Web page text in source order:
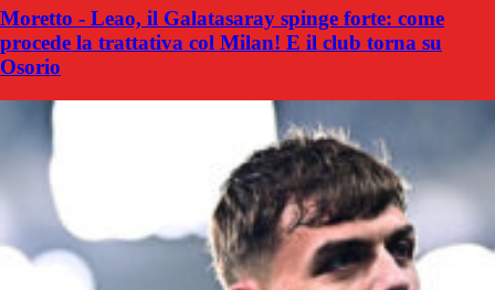
Moretto - Leao, il Galatasaray spinge forte: come
procede la trattativa col Milan! E il club torna su
Osorio